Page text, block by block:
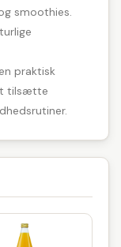
smoothies.
praktisk
tilsætte